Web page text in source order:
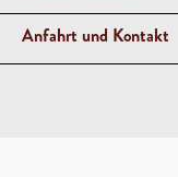
Anfahrt und Kontakt